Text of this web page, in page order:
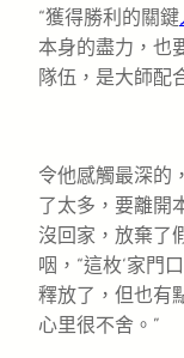
“獲得勝利的關鍵
本身的盡力，也
隊伍，是大師配
令他感觸最深的
了太多，要離開
沒回家，放棄了
咽，“這枚‘家門
釋放了，但也有
心里很不舍。”